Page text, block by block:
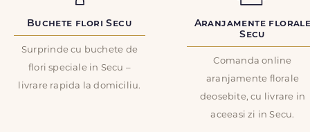
Buchete flori Secu
Surprinde cu buchete de
flori speciale in Secu –
livrare rapida la domiciliu.
Aranjamente
Secu
Comanda online
aranjamente florale
deosebite, cu livrare in
aceeasi zi in Secu.